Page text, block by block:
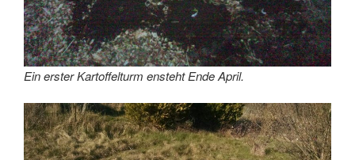
Ein erster Kartoffelturm ensteht Ende April.